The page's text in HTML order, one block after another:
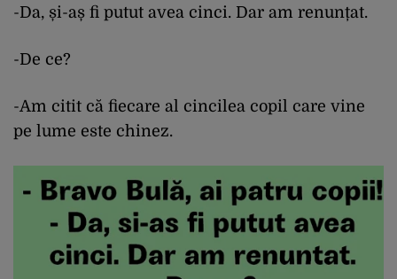
-Da, și-aș fi putut avea cinci. Dar am renunțat.
-De ce?
-Am citit că fiecare al cincilea copil care vine
pe lume este chinez.